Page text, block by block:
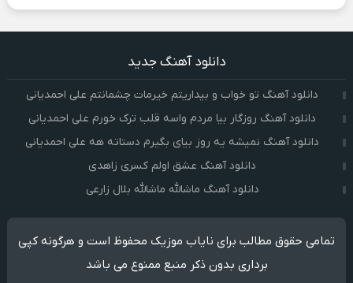
دانلود آهنگ جدید
دانلود آهنگ تو خواب و بیداریتم خیرمات چشمانتم علی احمدیانی
دانلود آهنگ روزگار بیا مردم واسه قلب ترک خورم علی احمدیانی
دانلود آهنگ نمیشه یه روز بیای بگیرم دستاته هه علی احمدیانی
دانلود آهنگ عشق اولم کسری زاهدی
دانلود آهنگ ماشالله ماشالله بلال زارعی
تمامی حقوق مطالب برای نایاب موزیک محفوظ است و هرگونه کپی
برداری بدون ذکر منبع ممنوع می باشد